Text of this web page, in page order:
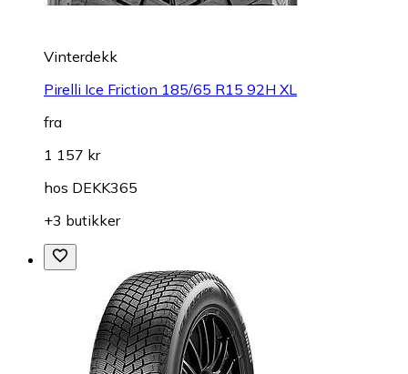
Vinterdekk
Pirelli Ice Friction 185/65 R15 92H XL
fra
1 157 kr
hos DEKK365
+3 butikker